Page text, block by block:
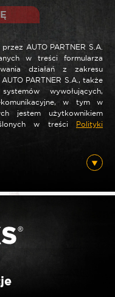
AUTO PARTNER S.A.
w treści formularza
działań z zakresu
PARTNER S.A., także
wywołujących,
w tym w
jestem użytkownikiem
w treści Polityki